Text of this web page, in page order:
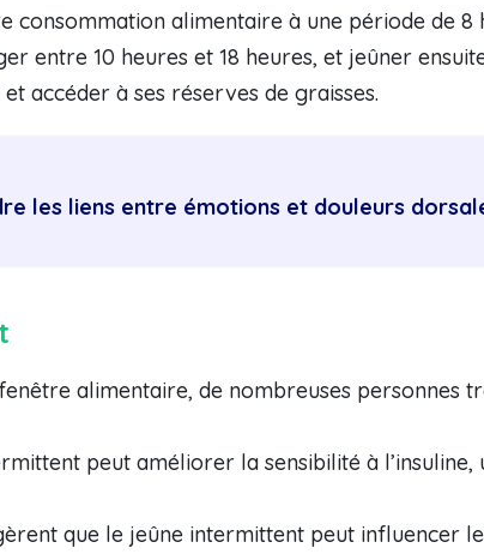
alimentaire à une période de 8
entre 10 heures et 18 heures, et jeûner
accéder à ses réserves de graisses.
les liens entre émotions et douleurs
alimentaire, de nombreuses personnes
peut améliorer la sensibilité à
que le jeûne intermittent peut influencer